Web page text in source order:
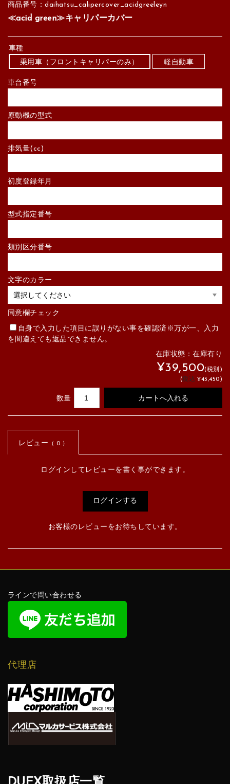
商品番号：daihatsu_calipercover_acidgreeleyn
≪acid green≫キャリパーカバー
車種
乗用車（フロントキャリパーのみ）
軽自動車
車台番号
原動機の型式
排気量(cc)
初度登録年月
型式指定番号
類別区分番号
文字のカラー
同意欄チェック
自身で入力した項目に誤りがない事を確認済※万が一、入力
を間違えても返品できません。
在庫状態：在庫有り
¥39,500(税別)
(税込 ¥43,450)
数量
レビュー （ 0 ）
ログインしてレビューを書く事ができます。
ログインする
お客様のレビューをお待ちしています。
ラインで問い合わせる
代理店